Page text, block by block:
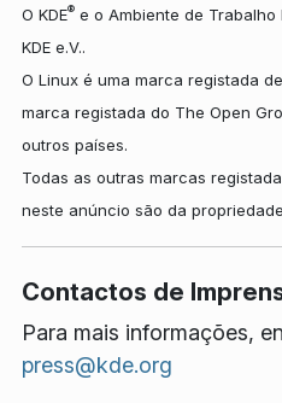
O KDE® e o Ambiente de Trabalho
KDE e.V..
O Linux é uma marca registada
marca registada do The Open
outros países.
Todas as outras marcas
neste anúncio são da
Contactos de
Para mais informações,
press@kde.org